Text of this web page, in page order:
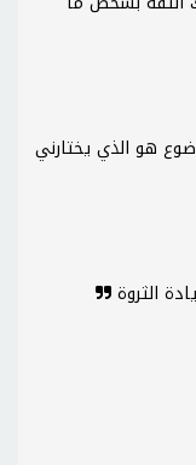
هو الذي يختارني
الثروة